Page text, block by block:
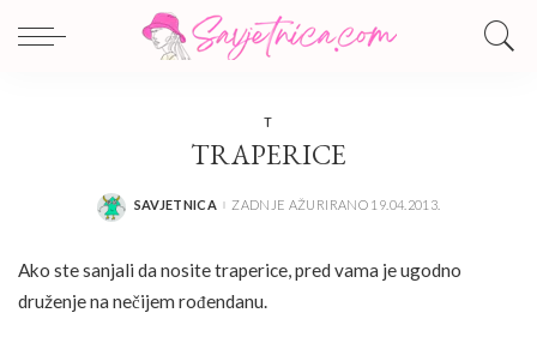
T
TRAPERICE
POSTED
SAVJETNICA ZADNJE AŽURIRANO 19.04.2013.
Ako ste sanjali da nosite traperice, pred vama je ugodno
druženje na nečijem rođendanu.